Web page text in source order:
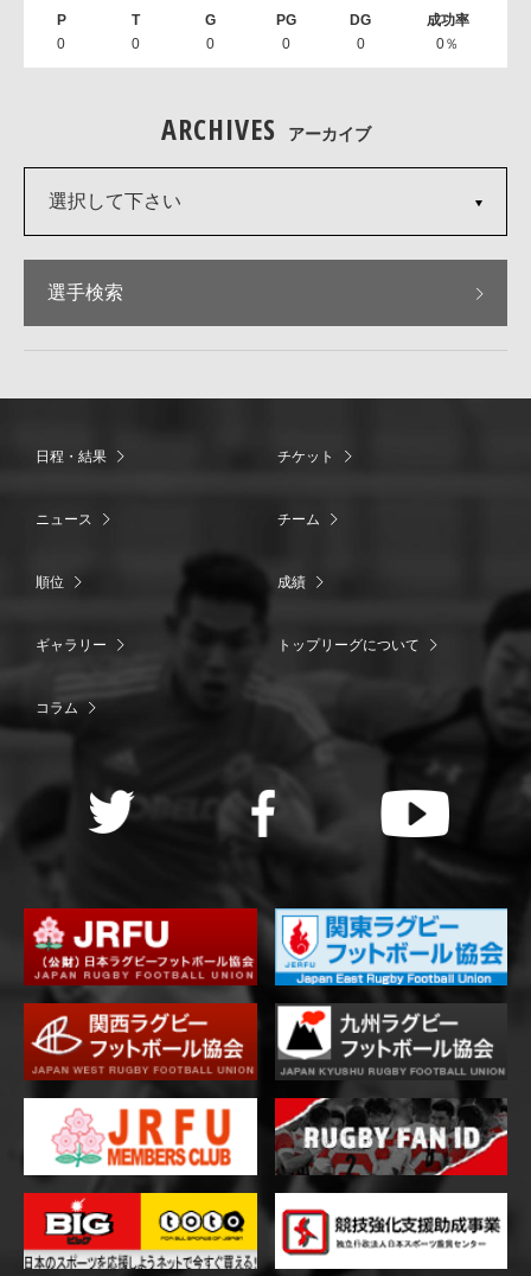
0 0 0 0 0 0％
ARCHIVES アーカイブ
選択して下さい
選手検索
日程・結果 チケット
ニュース チーム
順位 成績
ギャラリー トップリーグについて
コラム